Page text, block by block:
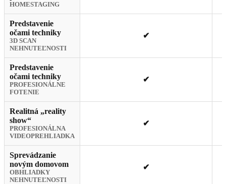
HOMESTAGING
Predstavenie
očami techniky
3D SCAN
NEHNUTEĽNOSTI
✔
Predstavenie
očami techniky
PROFESIONÁLNE
FOTENIE
✔
Realitná „reality
show“
PROFESIONÁLNA
VIDEOPREHLIADKA
✔
Sprevádzanie
novým domovom
OBHLIADKY
NEHNUTEĽNOSTI
✔